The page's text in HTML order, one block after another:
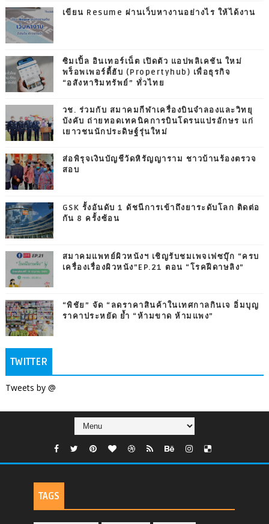
เขียน Resume ผ่านเว็บหางานอย่างไร ให้ได้งาน
ซิมเปิ้ล อินเทอร์เน็ต เปิดตัว แอปพลิเคชัน ใหม่
พร็อพเพอร์ตี้ฮับ (Propertyhub) เพื่อธุรกิจ
“อสังหาริมทรัพย์” ทั่วไทย
วช. ร่วมกับ สมาคมกีฬาเครื่องบินจำลองและวิทยุ
บังคับ ถ่ายทอดเทคนิคการบินโดรนแปรอักษร แก่
เยาวชนนักประดิษฐ์รุ่นใหม่
ส่อพิรุจเงินบัญชีวัดหิรัญญาราม ชาวบ้านร้องตรวจ
สอบ
GSK รั้งอันดับ 1 ดัชนีการเข้าถึงยาระดับโลก ติดต่อ
กัน 8 ครั้งซ้อน
สมาคมแพทย์ผิวหนังฯ เชิญรับชมเพจเฟซบุ๊ก “ครบ
เครื่องเรื่องผิวหนัง”EP.21 ตอน “โรคฝีดาษลิง”
“พิชัย” จัด “ลดราคาสินค้าในเทศกาลกินเจ อิ่มบุญ
ราคาประหยัด ย้ำ “ห้ามขาด ห้ามแพง”
TWITTER
Tweets by @
TAGS